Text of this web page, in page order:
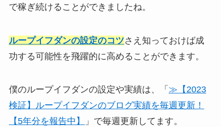
で稼ぎ続けることができましたね。
ループイフダンの設定のコツさえ知っておけば成
功する可能性を飛躍的に高めることができます。
僕のループイフダンの設定や実績は、「 ≫【2023
検証】ループイフダンのブログ実績を毎週更新！
【5年分を報告中】
」で毎週更新してます。